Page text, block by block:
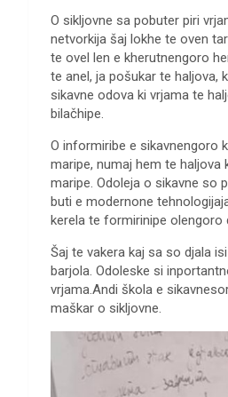
O sikljovne sa pobuter piri
netvorkija šaj lokhe te oven
te ovel len e kherutnengoro
te anel, ja pošukar te haljova,
sikavne odova ki vrjama te
bilačhipe.
O informiribe e sikavnengoro
maripe, numaj hem te
maripe. Odoleja o sikavne so
buti e modernone
kerela te formirinipe olengoro
Šaj te vakera kaj sa so djala
barjola. Odoleske si
vrjama.Andi škola e
maškar o sikljovne.